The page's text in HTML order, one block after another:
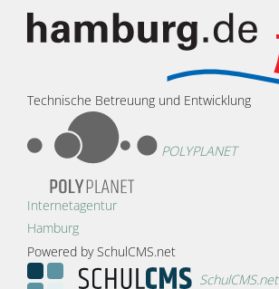
Technische Betreuung und Entwicklung
POLYPLANET
Internetagentur
Hamburg
Powered by SchulCMS.net
SchulCMS.net